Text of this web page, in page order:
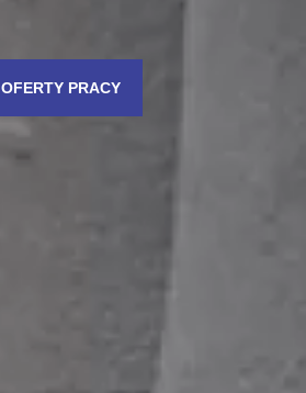
OFERTY PRACY